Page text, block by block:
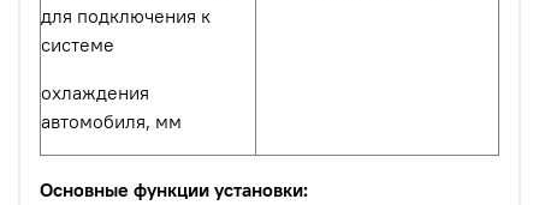
для подключения к
системе
охлаждения
автомобиля, мм
Основные функции установки: